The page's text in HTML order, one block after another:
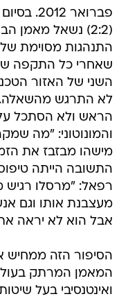
פברואר
(2:2) נשאל מאמן
התנהגות מסוימת
שאחרי כל התקפה
לא התרגש מהשאלה.
הראש ולא הסתכל
והמונוטוני: "מה
מישהו מבזבז את
התשובה הייתה
רפאל: "מרסלו רגיש
מעצבנת אותו וגם
אבל הוא לא יראה
הסיפור הזה ממחיש
המאמן המרתק
ואינטנסיבי בעל